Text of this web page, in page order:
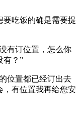
要吃饭的确是需要提
有订位置，怎么你
有？”
位置都已经订出去
，有位置我再给您安